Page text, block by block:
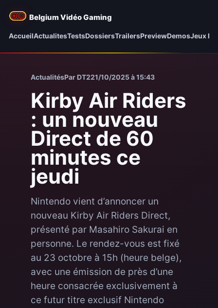
Belgium Vidéo Gaming
AccueilActualitesTestsDossiersTrailersPreviewDemosJeux
ActualitésPar DT221/10/2025 à 15:43
Kirby Air Riders
: un nouveau
Direct de 60
minutes ce
jeudi
Nintendo vient d’annoncer un
nouveau Kirby Air Riders Direct,
présenté par Masahiro Sakurai en
personne. Le rendez-vous est fixé
au 23 octobre à 15h (heure belge),
avec une émission de près d’une
heure consacrée exclusivement à
ce futur titre exclusif Nintendo